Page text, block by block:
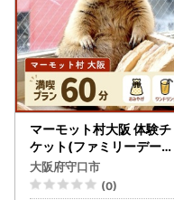
マーモット村大阪 体験チ
ケット(ファミリーデープ
ラン ワンドリンク＆お土
産付き) [2610]
大阪府守口市
(0)